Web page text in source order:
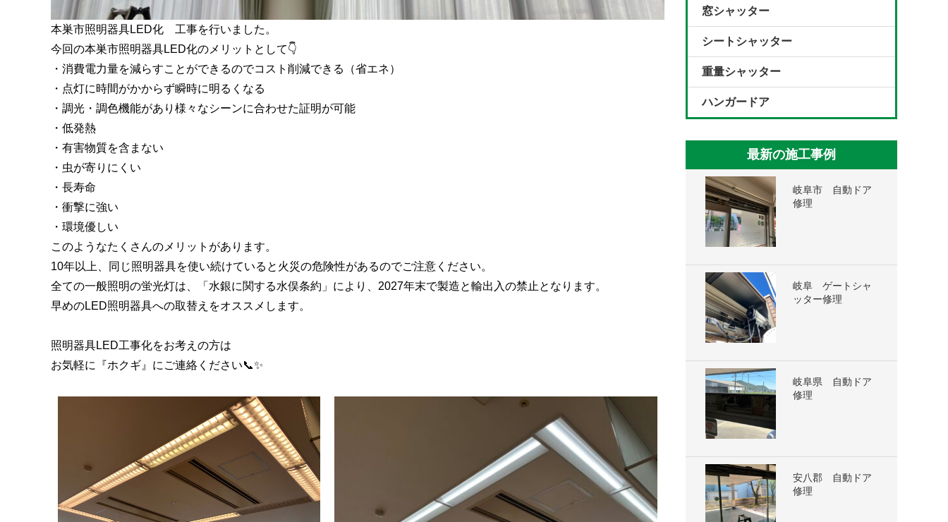
本巣市照明器具LED化 工事を行いました。
今回の本巣市照明器具LED化のメリットとして👇
・消費電力量を減らすことができるのでコスト削減できる（省エネ）
・点灯に時間がかからず瞬時に明るくなる
・調光・調色機能があり様々なシーンに合わせた証明が可能
・低発熱
・有害物質を含まない
・虫が寄りにくい
・長寿命
・衝撃に強い
・環境優しい
このようなたくさんのメリットがあります。
10年以上、同じ照明器具を使い続けていると火災の危険性があるのでご注意ください。
全ての一般照明の蛍光灯は、「水銀に関する水俣条約」により、2027年末で製造と輸出入の禁止となります。
早めのLED照明器具への取替えをオススメします。
照明器具LED工事化をお考えの方は
お気軽に『ホクギ』にご連絡ください📞✨
窓シャッター
シートシャッター
重量シャッター
ハンガードア
最新の施工事例
岐阜市 自動ドア
修理
岐阜 ゲートシャ
ッター修理
岐阜県 自動ドア
修理
安八郡 自動ドア
修理